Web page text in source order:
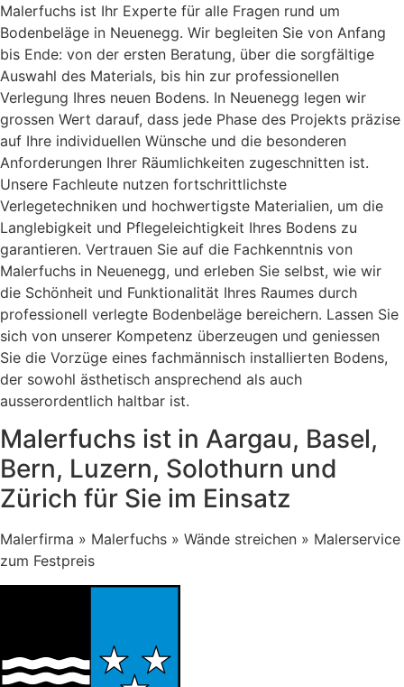
Malerfuchs ist Ihr Experte für alle Fragen rund um
Bodenbeläge in Neuenegg. Wir begleiten Sie von Anfang
bis Ende: von der ersten Beratung, über die sorgfältige
Auswahl des Materials, bis hin zur professionellen
Verlegung Ihres neuen Bodens. In Neuenegg legen wir
grossen Wert darauf, dass jede Phase des Projekts präzise
auf Ihre individuellen Wünsche und die besonderen
Anforderungen Ihrer Räumlichkeiten zugeschnitten ist.
Unsere Fachleute nutzen fortschrittlichste
Verlegetechniken und hochwertigste Materialien, um die
Langlebigkeit und Pflegeleichtigkeit Ihres Bodens zu
garantieren. Vertrauen Sie auf die Fachkenntnis von
Malerfuchs in Neuenegg, und erleben Sie selbst, wie wir
die Schönheit und Funktionalität Ihres Raumes durch
professionell verlegte Bodenbeläge bereichern. Lassen Sie
sich von unserer Kompetenz überzeugen und geniessen
Sie die Vorzüge eines fachmännisch installierten Bodens,
der sowohl ästhetisch ansprechend als auch
ausserordentlich haltbar ist.
Malerfuchs ist in Aargau, Basel,
Bern, Luzern, Solothurn und
Zürich für Sie im Einsatz
Malerfirma » Malerfuchs » Wände streichen » Malerservice
zum Festpreis